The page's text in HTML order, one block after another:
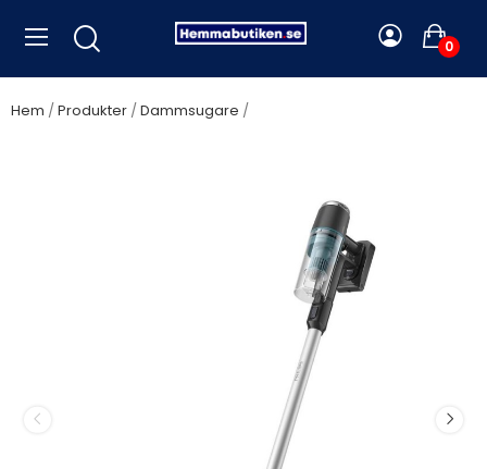
0
Hem Produkter Dammsugare